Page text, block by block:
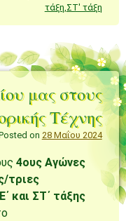
τάξη ΣΤ' τάξη
μας στους
Τέχνης
on 28 Μαΐου 2024
4ους Αγώνες
τριες
και ΣΤ΄ τάξης